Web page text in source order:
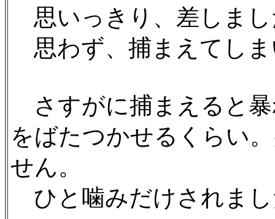
思いっきり、差しま
思わず、捕まえてし
さすがに捕まえると
をばたつかせるくらい
せん。
ひと噛みだけされま